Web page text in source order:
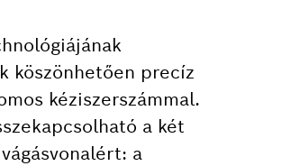
köszönhetően precíz
kéziszerszámmal.
a két
a